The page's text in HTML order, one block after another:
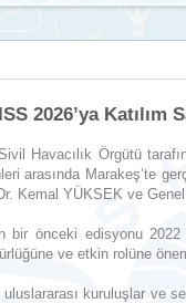
2026’ya Katılım
Havacılık Örgütü
arasında Marakeş’te
Kemal YÜKSEK ve
bir önceki edisyonu
ve etkin rolüne
kuruluşlar ve